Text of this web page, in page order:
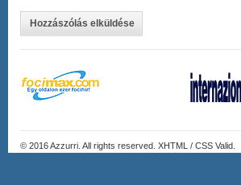
Hozzászólás elküldése
© 2016Azzurri . All rights reserved. XHTML / CSS Valid.